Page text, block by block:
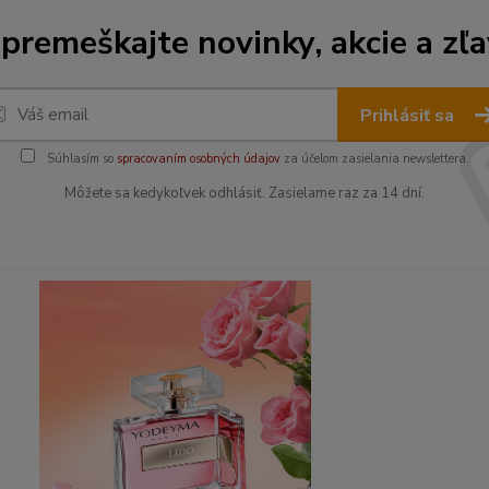
novinky, akcie a
Prihlásiť sa
Súhlasím so spracovaním osobných údajovza účelom zasielania newslettera.
Môžete sa kedykoľvek odhlásiť. Zasielame raz za 14 dní.